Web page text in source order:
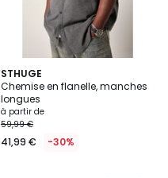
STHUGE
Chemise en flanelle, manches
longues
à partir de
59,99 €
41,99 € -30%
2
Couleurs